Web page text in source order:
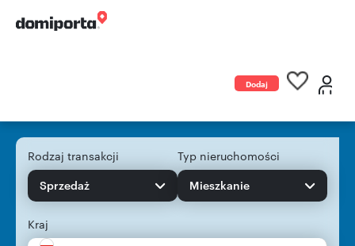
Dodaj
Rodzaj transakcji
Sprzedaż
Typ nieruchomości
Mieszkanie
Kraj